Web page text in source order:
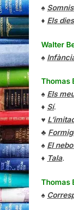
♠
♦ Els
Walter
♠
Thomas
♠ Els
♦ Sí.
♥
♣
♠ El
♦ Tala.
Thomas
♠